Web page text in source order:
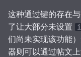
这种通过键的存在
了让大部分未设置
们尚未实现该功能
器则可以通过帖文